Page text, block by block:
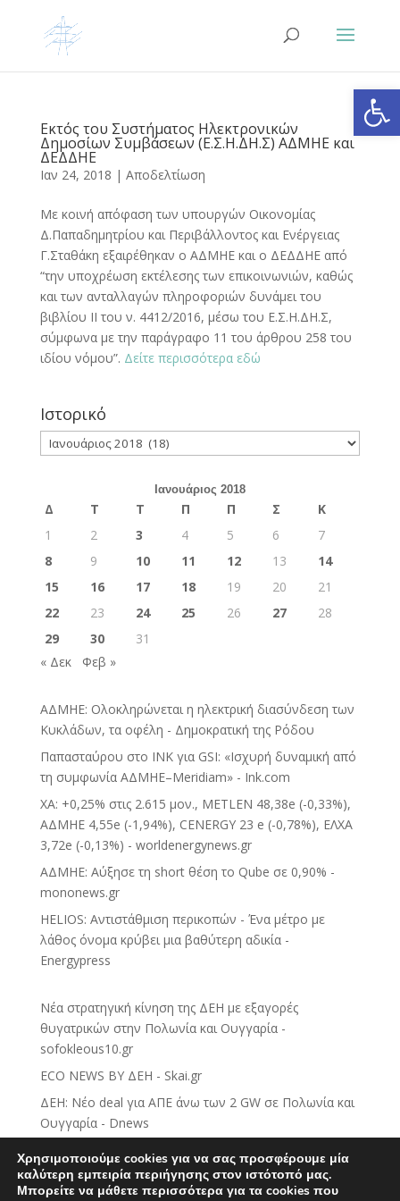
Εκτός του Συστήματος Ηλεκτρονικών
Δημοσίων Συμβάσεων (Ε.Σ.Η.ΔΗ.Σ) ΑΔΜΗΕ και
ΔΕΔΔΗΕ
Ιαν 24, 2018 | Αποδελτίωση
Με κοινή απόφαση των υπουργών Οικονομίας
Δ.Παπαδημητρίου και Περιβάλλοντος και Ενέργειας
Γ.Σταθάκη εξαιρέθηκαν ο ΑΔΜΗΕ και ο ΔΕΔΔΗΕ από
“την υποχρέωση εκτέλεσης των επικοινωνιών, καθώς
και των ανταλλαγών πληροφοριών δυνάμει του
βιβλίου ΙΙ του ν. 4412/2016, μέσω του Ε.Σ.Η.ΔΗ.Σ,
σύμφωνα με την παράγραφο 11 του άρθρου 258 του
ιδίου νόμου”. Δείτε περισσότερα εδώ
Ιστορικό
Ιστορικό
Ιανουάριος 2018
Δ Τ Τ Π Π Σ
Κ
1
2 3 4 5 6
7
8
9 10 11 12 13
14
15
16 17 18 19 20
21
22
23 24 25 26 27
28
29
30
31
« Δεκ
Φεβ »
ΑΔΜΗΕ: Ολοκληρώνεται η ηλεκτρική διασύνδεση των
Κυκλάδων, τα οφέλη - Δημοκρατική της Ρόδου
Παπασταύρου στο INK για GSI: «Ισχυρή δυναμική από
τη συμφωνία ΑΔΜΗΕ–Meridiam» - Ink.com
ΧΑ: +0,25% στις 2.615 μον., METLEN 48,38e (-0,33%),
ΑΔΜΗΕ 4,55e (-1,94%), CENERGY 23 e (-0,78%), ΕΛΧΑ
3,72e (-0,13%) - worldenergynews.gr
ΑΔΜΗΕ: Αύξησε τη short θέση το Qube σε 0,90% -
mononews.gr
HELIOS: Αντιστάθμιση περικοπών - Ένα μέτρο με
λάθος όνομα κρύβει μια βαθύτερη αδικία -
Energypress
Νέα στρατηγική κίνηση της ΔΕΗ με εξαγορές
θυγατρικών στην Πολωνία και Ουγγαρία -
sofokleous10.gr
ECO NEWS BY ΔΕΗ - Skai.gr
ΔΕΗ: Νέο deal για ΑΠΕ άνω των 2 GW σε Πολωνία και
Ουγγαρία - Dnews
Ομιλος ΔΕΗ: Νέα συμφωνία για χαρτοφυλάκιο έργων
ΑΠΕ άνω των 2 GW - Kathimerini
ΔΕΗ: Κίνηση-ματ άνω των 2 GW στην Κεντρική
Χρησιμοποιούμε cookies για να σας προσφέρουμε μία
καλύτερη εμπειρία περιήγησης στον ιστότοπό μας.
Μπορείτε να μάθετε περισσότερα για τα cookies που